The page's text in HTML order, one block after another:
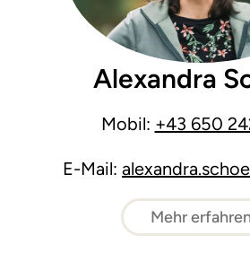
Alexandra
Mobil: +43 650
E-Mail:
Mehr erfahren